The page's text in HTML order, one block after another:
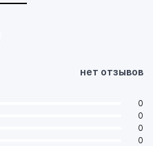
нет отзывов
0
0
0
0